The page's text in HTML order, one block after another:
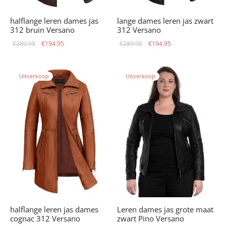
halflange leren dames jas
312 bruin Versano
€289.95
Oorspronkelijke
€289.95.
€194.95
€194.95.
lange dames leren jas zwart
312 Versano
€289.95
Oorspronkelijke
€289.95.
€194.95
€194.95.
Uitverkoop
halflange leren jas dames
cognac 312 Versano
Uitverkoop
Leren dames jas grote maat
zwart Pino Versano